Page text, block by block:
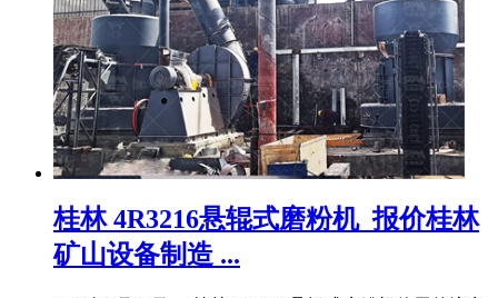
桂林 4R3216悬辊式磨粉机_报价桂林
矿山设备制造 ...